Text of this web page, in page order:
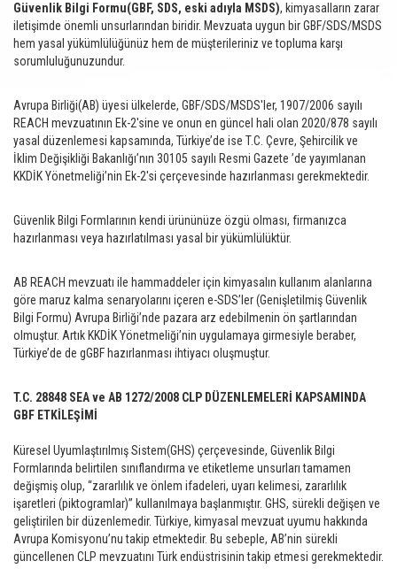
Güvenlik Bilgi Formu(GBF, SDS, eski adıyla MSDS), kimyasalların zarar
iletişimde önemli unsurlarından biridir. Mevzuata uygun bir GBF/SDS/MSDS
hem yasal yükümlülüğünüz hem de müşterileriniz ve topluma karşı
sorumluluğunuzundur.
Avrupa Birliği(AB) üyesi ülkelerde, GBF/SDS/MSDS'ler, 1907/2006 sayılı
REACH mevzuatının Ek-2'sine ve onun en güncel hali olan 2020/878 sayılı
yasal düzenlemesi kapsamında, Türkiye’de ise T.C. Çevre, Şehircilik ve
İklim Değişikliği Bakanlığı’nın 30105 sayılı Resmi Gazete ’de yayımlanan
KKDİK Yönetmeliği’nin Ek-2'si çerçevesinde hazırlanması gerekmektedir.
Güvenlik Bilgi Formlarının kendi ürününüze özgü olması, firmanızca
hazırlanması veya hazırlatılması yasal bir yükümlülüktür.
AB REACH mevzuatı ile hammaddeler için kimyasalın kullanım alanlarına
göre maruz kalma senaryolarını içeren e-SDS’ler (Genişletilmiş Güvenlik
Bilgi Formu) Avrupa Birliği’nde pazara arz edebilmenin ön şartlarından
olmuştur. Artık KKDİK Yönetmeliği’nin uygulamaya girmesiyle beraber,
Türkiye’de de gGBF hazırlanması ihtiyacı oluşmuştur.
T.C. 28848 SEA ve AB 1272/2008 CLP DÜZENLEMELERİ KAPSAMINDA
GBF ETKİLEŞİMİ
Küresel Uyumlaştırılmış Sistem(GHS) çerçevesinde, Güvenlik Bilgi
Formlarında belirtilen sınıflandırma ve etiketleme unsurları tamamen
değişmiş olup, “zararlılık ve önlem ifadeleri, uyarı kelimesi, zararlılık
işaretleri (piktogramlar)” kullanılmaya başlanmıştır. GHS, sürekli değişen ve
geliştirilen bir düzenlemedir. Türkiye, kimyasal mevzuat uyumu hakkında
Avrupa Komisyonu’nu takip etmektedir. Bu sebeple, AB’nin sürekli
güncellenen CLP mevzuatını Türk endüstrisinin takip etmesi gerekmektedir.